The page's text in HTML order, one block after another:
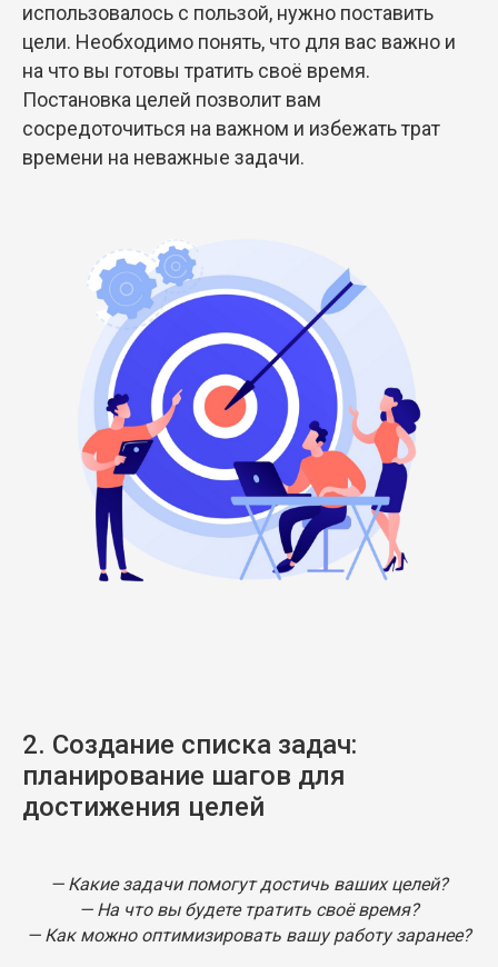
использовалось с пользой, нужно поставить
цели. Необходимо понять, что для вас важно и
на что вы готовы тратить своё время.
Постановка целей позволит вам
сосредоточиться на важном и избежать трат
времени на неважные задачи.
2. Создание списка задач:
планирование шагов для
достижения целей
— Какие задачи помогут достичь ваших целей?
— На что вы будете тратить своё время?
— Как можно оптимизировать вашу работу заранее?